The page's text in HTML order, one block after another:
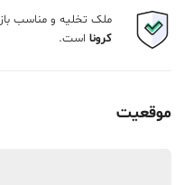
ملک تخلیه و مناسب
کرونا است.
موقعیت